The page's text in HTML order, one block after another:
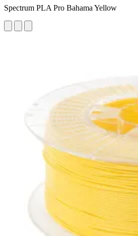
Spectrum PLA Pro Bahama Yellow